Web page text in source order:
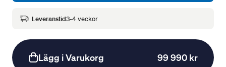
Leveranstid3-4 veckor
Lägg i Varukorg 99 990 kr